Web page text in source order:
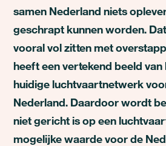
samen Nederland niets
geschrapt kunnen worden.
vooral vol zitten met
heeft een vertekend beeld
huidige luchtvaartnetwerk
Nederland. Daardoor wordt
niet gericht is op een
mogelijke waarde voor de